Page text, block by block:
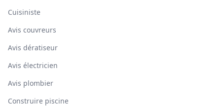
Cuisiniste
Avis couvreurs
Avis dératiseur
Avis électricien
Avis plombier
Construire piscine